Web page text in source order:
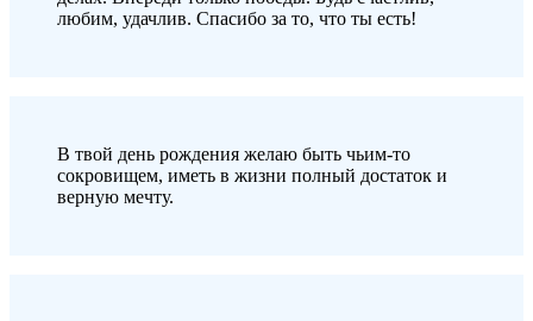
любим, удачлив. Спасибо за то, что ты есть!
В твой день рождения желаю быть чьим-то
сокровищем, иметь в жизни полный достаток и
верную мечту.